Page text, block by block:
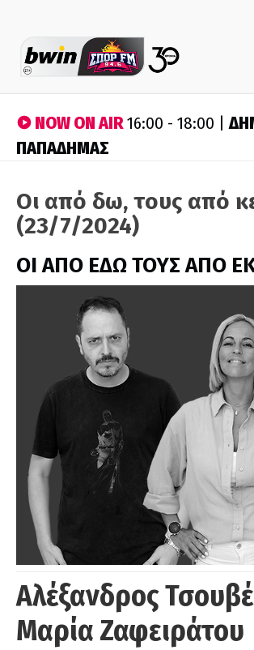
NOW ON AIR16:00 - 18:00 |
ΠΑΠΑΔΗΜΑΣ
Οι από δω, τους από
(23/7/2024)
ΟΙ ΑΠΟ ΕΔΩ ΤΟΥΣ ΑΠΟ
Αλέξανδρος
Μαρία Ζαφειράτου